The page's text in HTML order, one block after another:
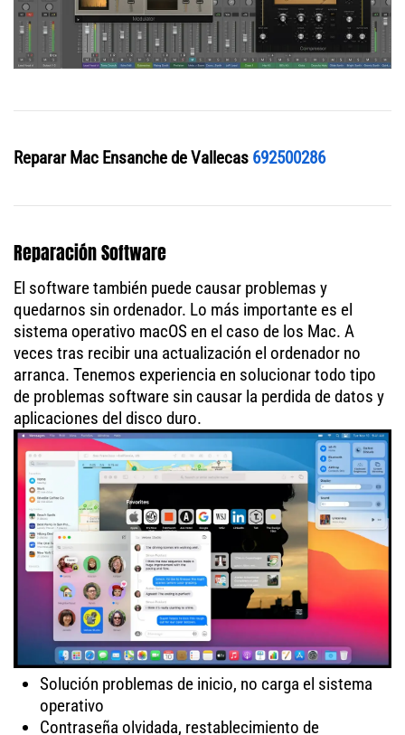
Reparar Mac Ensanche de Vallecas 692500286
Reparación Software
El software también puede causar problemas y
quedarnos sin ordenador. Lo más importante es el
sistema operativo macOS en el caso de los Mac. A
veces tras recibir una actualización el ordenador no
arranca. Tenemos experiencia en solucionar todo tipo
de problemas software sin causar la perdida de datos y
aplicaciones del disco duro.
Solución problemas de inicio, no carga el sistema
operativo
Contraseña olvidada, restablecimiento de